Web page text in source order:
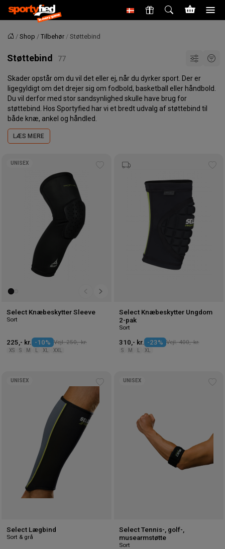
Forside
Shop Tilbehør Støttebind
Støttebind
Skader opstår om du vil det eller ej, når du dyrker sport. Der er
ligegyldigt om det drejer sig om fodbold, basketball eller håndbold.
Du vil derfor med stor sandsynlighed skulle have brug for
støttebind. Hos Sportyfied har vi et bredt udvalg af støttebind til
både knæ, ankel og håndled.
LÆS MERE
UNISEX
Select Knæbeskytter Sleeve
Sort
225,- kr. -10% Vejl. 250,- kr.
XS S M XL XXL
Select Knæbeskytter Ungdom
2-pak
Sort
310,- kr. -23% Vejl. 400,- kr.
S M XL
UNISEX
Select Lægbind
Sort & grå
UNISEX
Select Tennis-, golf-,
musearmstøtte
Sort